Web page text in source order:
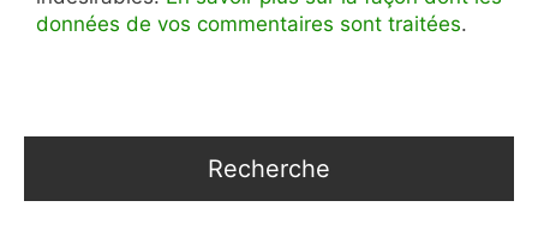
données de vos commentaires sont traitées.
Recherche